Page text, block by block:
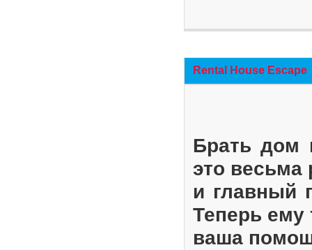
Rental House Escape
Брать дом
это весьма
и главный
Теперь ему
ваша